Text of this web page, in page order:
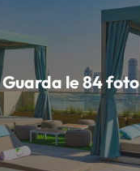
Guarda le 84 foto